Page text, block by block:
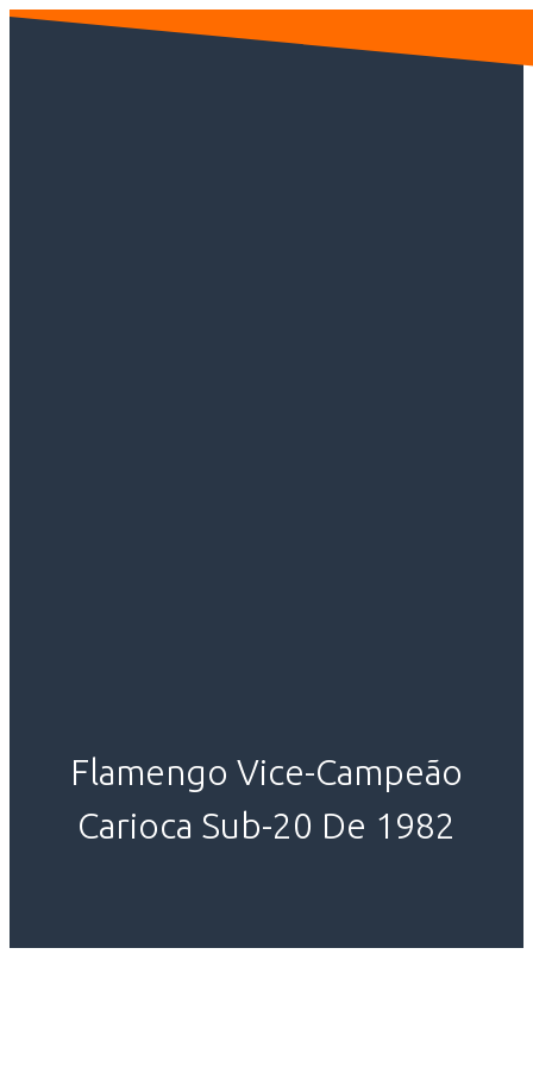
Flamengo Vice-Campeão
Carioca Sub-20 De 1982